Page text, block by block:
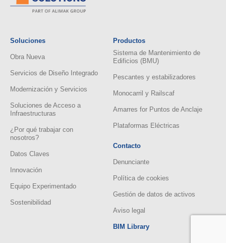
Soluciones
Obra Nueva
Servicios de Diseño Integrado
Modernización y Servicios
Soluciones de Acceso a
Infraestructuras
¿Por qué trabajar con
nosotros?
Datos Claves
Innovación
Equipo Experimentado
Sostenibilidad
Productos
Sistema de Mantenimiento de
Edificios (BMU)
Pescantes y estabilizadores
Monocarril y Railscaf
Amarres for Puntos de Anclaje
Plataformas Eléctricas
Contacto
Denunciante
Política de cookies
Gestión de datos de activos
Aviso legal
BIM Library